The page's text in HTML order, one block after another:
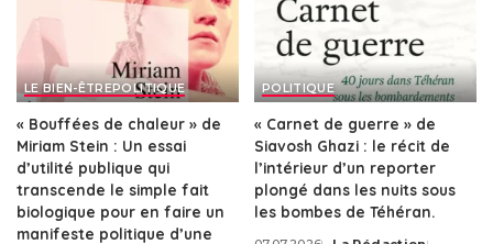
LE BIEN-ÊTREPOLITIQUE
« Bouffées de chaleur » de
Miriam Stein : Un essai
d’utilité publique qui
transcende le simple fait
biologique pour en faire un
manifeste politique d’une
POLITIQUE
« Carnet de guerre » de
Siavosh Ghazi : le récit de
l’intérieur d’un reporter
plongé dans les nuits sous
les bombes de Téhéran.